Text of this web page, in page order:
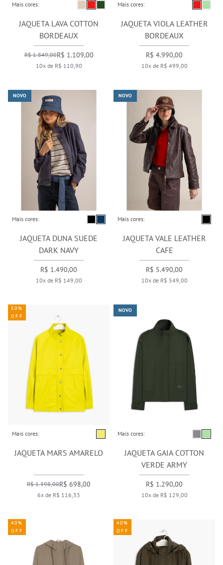
Mais cores:
JAQUETA LAVA COTTON
BORDEAUX
R$ 1.849,00R$ 1.109,00
10x de R$ 110,90
Mais cores:
JAQUETA VIOLA LEATHER
BORDEAUX
R$ 4.990,00
10x de R$ 499,00
Mais cores:
JAQUETA DUNA SUEDE
DARK NAVY
R$ 1.490,00
10x de R$ 149,00
NOVO
Mais cores:
JAQUETA VALE LEATHER
CAFE
R$ 5.490,00
10x de R$ 549,00
NOVO
Mais cores:
JAQUETA MARS AMARELO
R$ 1.398,00R$ 698,00
6x de R$ 116,33
50%
OFF
Mais cores:
JAQUETA GAIA COTTON
VERDE ARMY
R$ 1.290,00
10x de R$ 129,00
NOVO
40%
OFF
40%
OFF